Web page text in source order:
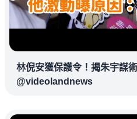
林倪安獲保護令！揭朱宇謀
@videolandnews